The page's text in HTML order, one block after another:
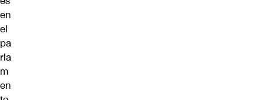
en
el
pa
rla
m
en